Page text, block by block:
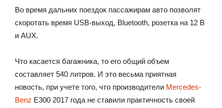
Во время дальних поездок пассажирам авто позволят
скоротать время USB-выход, Bluetooth, розетка на 12 В
и АUX.
Что касается багажника, то его общий объем
составляет 540 литров. И это весьма приятная
новость, при учете того, что производители Mercedes-
Benz Е300 2017 года не ставили практичность своей